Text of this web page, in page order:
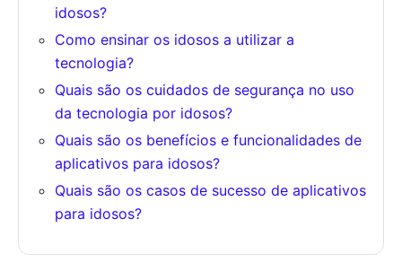
idosos?
Como ensinar os idosos a utilizar a
tecnologia?
Quais são os cuidados de segurança no uso
da tecnologia por idosos?
Quais são os benefícios e funcionalidades de
aplicativos para idosos?
Quais são os casos de sucesso de aplicativos
para idosos?